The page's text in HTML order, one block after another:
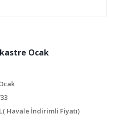
Ocak
( Havale İndirimli Fiyatı)